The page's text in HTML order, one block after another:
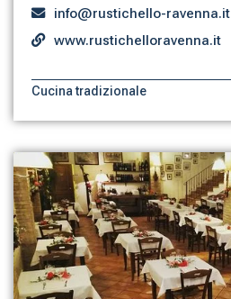
info@rustichello-ravenna.it
www.rustichelloravenna.it
Cucina tradizionale